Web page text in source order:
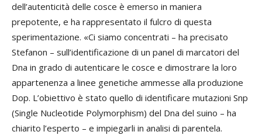
dell’autenticità delle cosce è emerso in maniera
prepotente, e ha rappresentato il fulcro di questa
sperimentazione. «Ci siamo concentrati – ha precisato
Stefanon – sull’identificazione di un panel di marcatori del
Dna in grado di autenticare le cosce e dimostrare la loro
appartenenza a linee genetiche ammesse alla produzione
Dop. L’obiettivo è stato quello di identificare mutazioni Snp
(Single Nucleotide Polymorphism) del Dna del suino – ha
chiarito l’esperto – e impiegarli in analisi di parentela.